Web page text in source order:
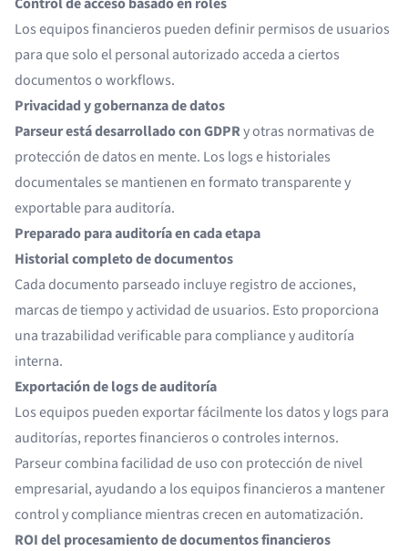
Los equipos financieros pueden definir permisos de usuarios
para que solo el personal autorizado acceda a ciertos
documentos o workflows.
Privacidad y gobernanza de datos
Parseur está desarrollado con GDPRy otras normativas de
protección de datos en mente. Los logs e historiales
documentales se mantienen en formato transparente y
exportable para auditoría.
Preparado para auditoría en cada etapa
Historial completo de documentos
Cada documento parseado incluye registro de acciones,
marcas de tiempo y actividad de usuarios. Esto proporciona
una trazabilidad verificable para compliance y auditoría
interna.
Exportación de logs de auditoría
Los equipos pueden exportar fácilmente los datos y logs para
auditorías, reportes financieros o controles internos.
Parseur combina facilidad de uso con protección de nivel
empresarial, ayudando a los equipos financieros a mantener
control y compliance mientras crecen en automatización.
ROI del procesamiento de documentos financieros